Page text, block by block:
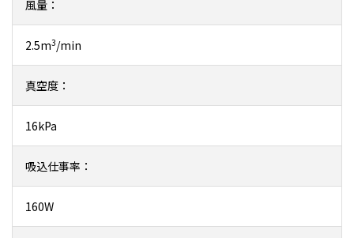
風量：
2.5m3/min
真空度：
16kPa
吸込仕事率：
160W